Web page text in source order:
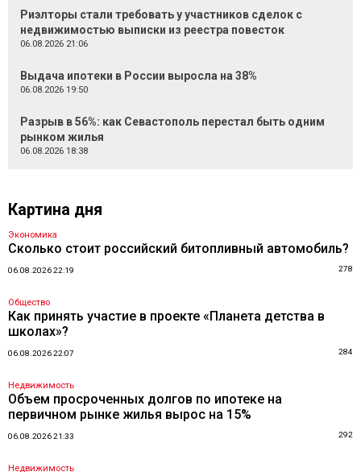
Риэлторы стали требовать у участников сделок с
недвижимостью выписки из реестра повесток
06.08.2026 21:06
Выдача ипотеки в России выросла на 38%
06.08.2026 19:50
Разрыв в 56%: как Севастополь перестал быть одним
рынком жилья
06.08.2026 18:38
Картина дня
Экономика
Сколько стоит российский битопливный автомобиль?
06.08.2026 22:19 278
Общество
Как принять участие в проекте «Планета детства в
школах»?
06.08.2026 22:07 284
Недвижимость
Объем просроченных долгов по ипотеке на
первичном рынке жилья вырос на 15%
06.08.2026 21:33 292
Недвижимость